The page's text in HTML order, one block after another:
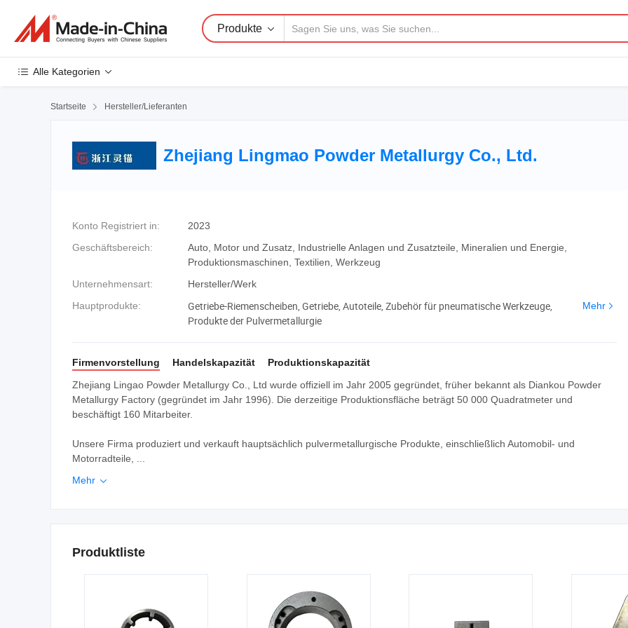
Produkte
Alle Kategorien
Startseite  Hersteller/Lieferanten
Zhejiang Lingmao Powder Metallurgy Co., Ltd.
Konto Registriert in:
2023
Geschäftsbereich:
Auto, Motor und Zusatz, Industrielle Anlagen und Zusatzteile, Mineralien und Energie,
Produktionsmaschinen, Textilien, Werkzeug
Unternehmensart:
Hersteller/Werk
Hauptprodukte:
Getriebe-Riemenscheiben, Getriebe, Autoteile, Zubehör für pneumatische Werkzeuge,
Produkte der Pulvermetallurgie
Mehr
Firmenvorstellung Handelskapazität
Produktionskapazität
Zhejiang Lingao Powder Metallurgy Co., Ltd wurde offiziell im Jahr 2005 gegründet, früher bekannt als Diankou Powder
Metallurgy Factory (gegründet im Jahr 1996). Die derzeitige Produktionsfläche beträgt 50 000 Quadratmeter und
beschäftigt 160 Mitarbeiter.
Unsere Firma produziert und verkauft hauptsächlich pulvermetallurgische Produkte, einschließlich Automobil- und
Motorradteile, ...
Mehr 
Produktliste